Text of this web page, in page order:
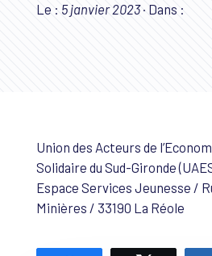
Le : 5 janvier 2023· Dans :
Union des Acteurs de
Solidaire du Sud-Gironde
Espace Services Jeunesse /
Minières / 33190 La Réole